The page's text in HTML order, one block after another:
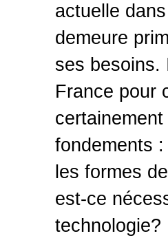
actuelle
demeure
ses besoins.
France pour
fondements
les formes
est-ce
technologie?